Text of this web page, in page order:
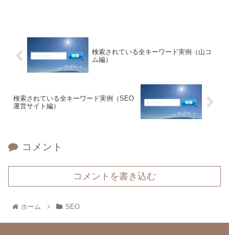
検索されている全キーワード実例（山コ
ム編）
検索されている全キーワード実例（SEO
運営サイト編）
コメント
コメントを書き込む
ホーム SEO